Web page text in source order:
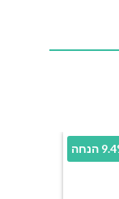
הנחה